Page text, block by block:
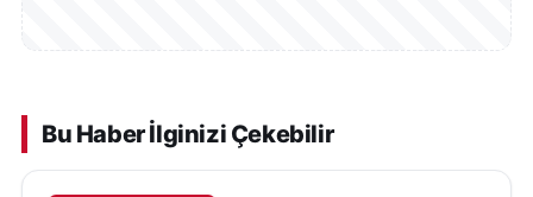
Bu Haber İlginizi Çekebilir